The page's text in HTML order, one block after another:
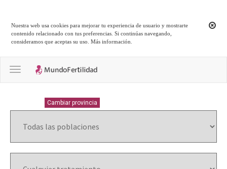
Nuestra web usa cookies para mejorar tu experiencia de usuario y mostrarte
contenido relacionado con tus preferencias. Si continúas navegando,
consideramos que aceptas su uso.Más información
Toggle navigation
Cambiar provincia